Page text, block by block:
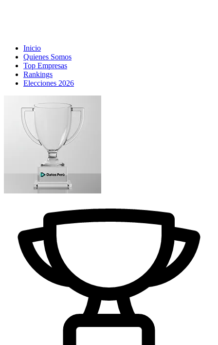
Inicio
Quienes Somos
Top Empresas
Rankings
Elecciones 2026